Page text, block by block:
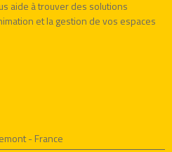
aide à trouver des solutions
et la gestion de vos espaces
- France